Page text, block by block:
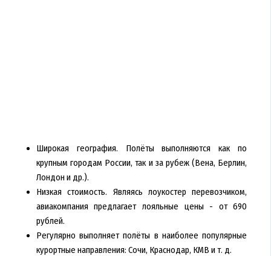
Широкая география. Полёты выполняются как по
крупным городам России, так и за рубеж (Вена, Берлин,
Лондон и др.).
Низкая стоимость. Являясь лоукостер перевозчиком,
авиакомпания предлагает лояльные цены - от 690
рублей.
Регулярно выполняет полёты в наиболее популярные
курортные направления: Сочи, Краснодар, КМВ и т. д.